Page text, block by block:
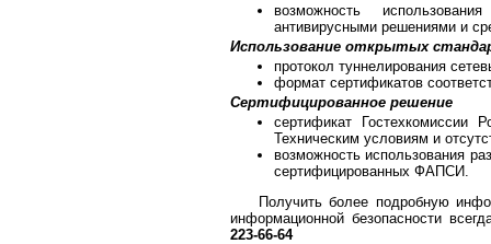
возможность
антивирусными решениями и
Использование открытых
протокол туннелирования
формат сертификатов
Сертифицированное решение
сертификат
Техническим условиям и
возможность использования
сертифицированных ФАПСИ.
Получить более подробную
информационной безопасности
223-66-64